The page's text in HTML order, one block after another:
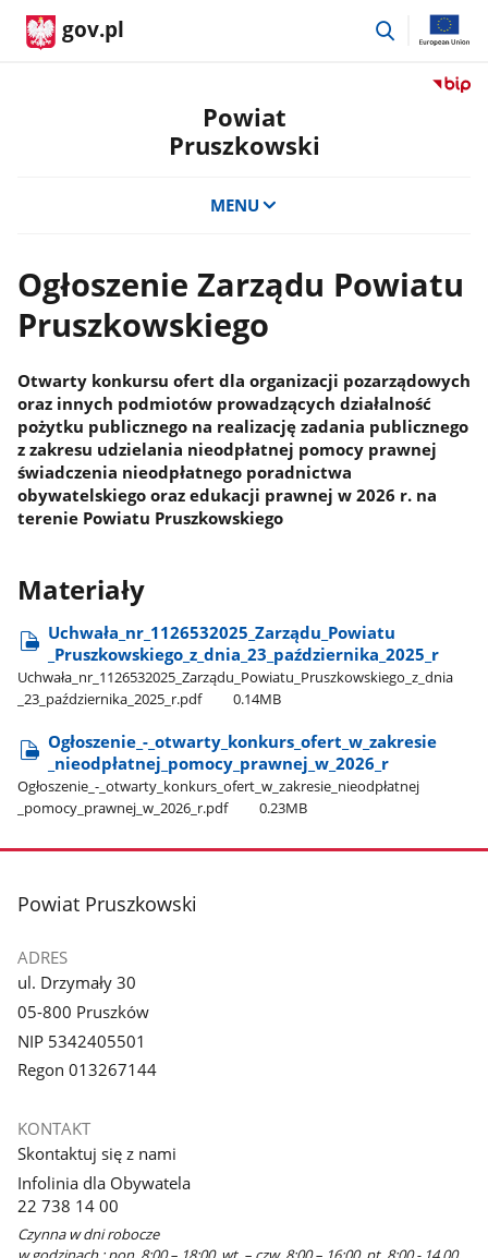
gov.pl
przejdź
Przejdź
Powiat
Pruszkowski
MENU
Ogłoszenie Zarządu Powiatu
Pruszkowskiego
Otwarty konkursu ofert dla organizacji pozarządowych
oraz innych podmiotów prowadzących działalność
pożytku publicznego na realizację zadania publicznego
z zakresu udzielania nieodpłatnej pomocy prawnej
świadczenia nieodpłatnego poradnictwa
obywatelskiego oraz edukacji prawnej w 2026 r. na
terenie Powiatu Pruszkowskiego
Materiały
Uchwała​_nr​_1126532025​_Zarządu​_Powiatu​
_Pruszkowskiego​_z​_dnia​_23​_października​_2025​_r
Uchwała​_nr​_1126532025​_Zarządu​_Powiatu​_Pruszkowskiego​_z​_dnia​
_23​_października​_2025​_r.pdf
0.14MB
Ogłoszenie​_-​_otwarty​_konkurs​_ofert​_w​_zakresie​
_nieodpłatnej​_pomocy​_prawnej​_w​_2026​_r
Ogłoszenie​_-​_otwarty​_konkurs​_ofert​_w​_zakresie​_nieodpłatnej​
_pomocy​_prawnej​_w​_2026​_r.pdf
0.23MB
stopka
Powiat Pruszkowski
ADRES
ul. Drzymały 30
05-800 Pruszków
NIP 5342405501
Regon 013267144
KONTAKT
Skontaktuj się z nami
Infolinia dla Obywatela
22 738 14 00
Czynna w dni robocze